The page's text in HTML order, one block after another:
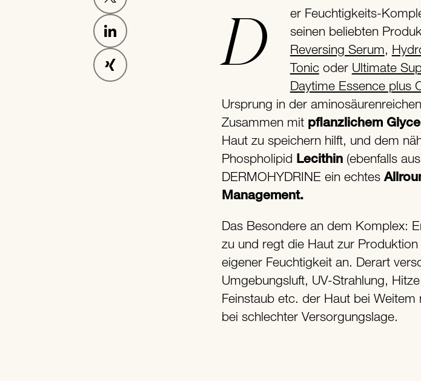
Der Feuchtigkeits-Komplex, den CHANNOINE z. B. in seinen beliebten
Reversing Serum,
Tonicoder Ultimate
Daytime Essence plus
Ursprung in der
Zusammen mit pflanzlichem
Haut zu speichern hilft, und dem
Phospholipid Lecithin (ebenfalls
DERMOHYDRINE ein echtes
Management.
Das Besondere an dem Komplex:
zu und regt die Haut zur
eigener Feuchtigkeit an. Derart
Umgebungsluft, UV-Strahlung,
Feinstaub etc. der Haut bei
bei schlechter Versorgungslage.